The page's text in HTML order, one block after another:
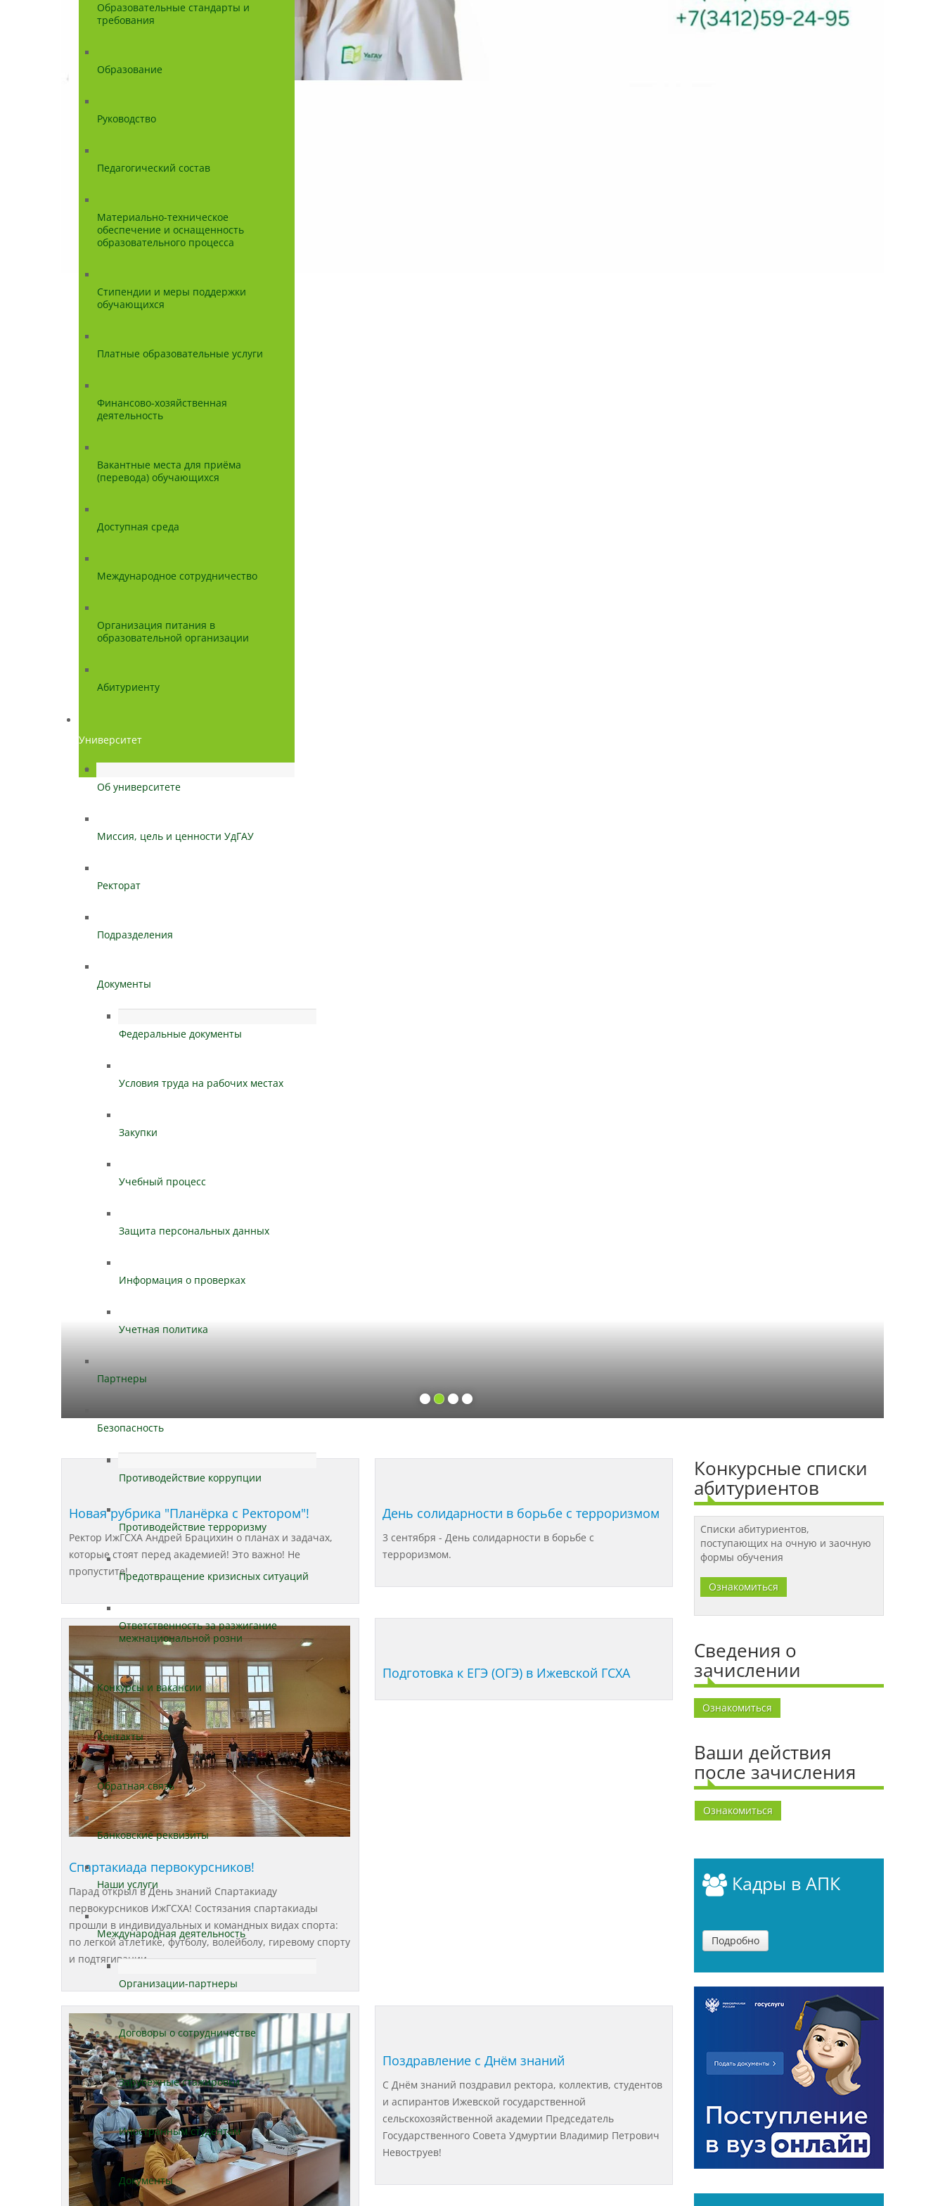
Образовательные стандарты и
требования
Образование
Руководство
Педагогический состав
Материально-техническое
обеспечение и оснащенность
образовательного процесса
Стипендии и меры поддержки
обучающихся
Платные образовательные услуги
Финансово-хозяйственная
деятельность
Вакантные места для приёма
(перевода) обучающихся
Доступная среда
Международное сотрудничество
Организация питания в
образовательной организации
Абитуриенту
Университет
Об университете
Миссия, цель и ценности УдГАУ
Ректорат
Подразделения
Документы
Федеральные документы
Условия труда на рабочих местах
Закупки
Учебный процесс
Защита персональных данных
Информация о проверках
Учетная политика
Партнеры
Безопасность
Противодействие коррупции
Противодействие терроризму
Предотвращение кризисных ситуаций
Ответственность за разжигание
межнациональной розни
Конкурсы и вакансии
Контакты
Обратная связь
Банковские реквизиты
Наши услуги
Международная деятельность
Организации-партнеры
Договоры о сотрудничестве
Зарубежные стажировки
Иностранным студентам
Документы
Новая рубрика "Планёрка с Ректором"!
Ректор ИжГСХА Андрей Брацихин о планах и задачах,
которые стоят перед академией! Это важно! Не
пропустите!
День солидарности в борьбе с терроризмом
3 сентября - День солидарности в борьбе с
терроризмом.
Спартакиада первокурсников!
Парад открыл в День знаний Спартакиаду
первокурсников ИжГСХА! Состязания спартакиады
прошли в индивидуальных и командных видах спорта:
по легкой атлетике, футболу, волейболу, гиревому спорту
и подтягивании.
Подготовка к ЕГЭ (ОГЭ) в Ижевской ГСХА
Поздравление с Днём знаний
С Днём знаний поздравил ректора, коллектив, студентов
и аспирантов Ижевской государственной
сельскохозяйственной академии Председатель
Государственного Совета Удмуртии Владимир Петрович
Невоструев!
Конкурсные списки
абитуриентов
Списки абитуриентов,
поступающих на очную и заочную
формы обучения
Ознакомиться
Сведения о
зачислении
Ознакомиться
Ваши действия
после зачисления
Ознакомиться
Кадры в АПК
Подробно